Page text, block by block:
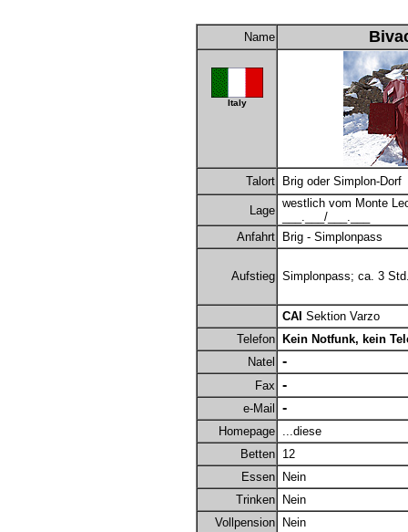
Name
Italy
Talort Brig oder Simplon-Dorf
Lage
westlich vom Monte
___.___/___.___
Anfahrt
Brig - Simplonpass
Aufstieg Simplonpass; ca. 3
CAI Sektion Varzo
Telefon
Kein Notfunk, kein
Natel
-
Fax -
e-Mail -
Homepage ...diese
Betten 12
Essen
Nein
Trinken
Nein
Vollpension
Nein